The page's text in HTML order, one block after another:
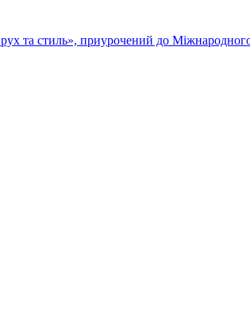
та стиль», приурочений до